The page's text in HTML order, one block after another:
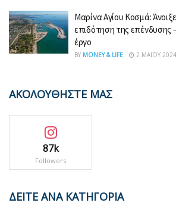
Μαρίνα Αγίου Κοσμά:
επιδότηση της επένδυσης
έργο
BY MONEY & LIFE 2 ΜΑΪ́ΟΥ 2024
ΑΚΟΛΟΥΘΗΣΤΕ ΜΑΣ
87k
Followers
ΔΕΙΤΕ ΑΝΑ ΚΑΤΗΓΟΡΙΑ